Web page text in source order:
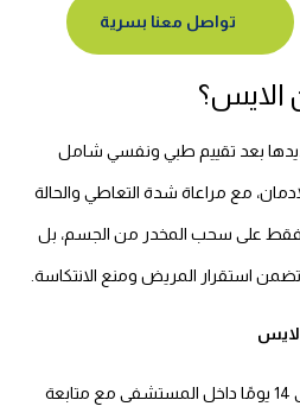
تواصل معنا بسرية
الايس؟
بعد تقييم طبي ونفسي شامل
مع مراعاة شدة التعاطي والحالة
فقط على سحب المخدر من الجسم، بل
استقرار المريض ومنع الانتكاسة.
سحب السموم من 7 إلى 14 يومًا داخل المستشفى مع متابعة